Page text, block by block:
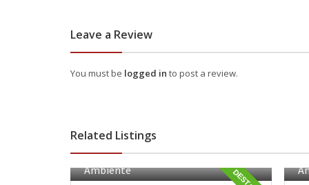
Leave a Review
You must be logged in to post a review.
Related Listings
Ambiente